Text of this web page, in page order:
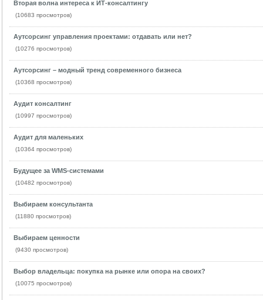
Вторая волна интереса к ИТ-консалтингу
(10683 просмотров)
Аутсорсинг управления проектами: отдавать или нет?
(10276 просмотров)
Аутсорсинг – модный тренд современного бизнеса
(10368 просмотров)
Аудит консалтинг
(10997 просмотров)
Аудит для маленьких
(10364 просмотров)
Будущее за WMS-системами
(10482 просмотров)
Выбираем консультанта
(11880 просмотров)
Выбираем ценности
(9430 просмотров)
Выбор владельца: покупка на рынке или опора на своих?
(10075 просмотров)